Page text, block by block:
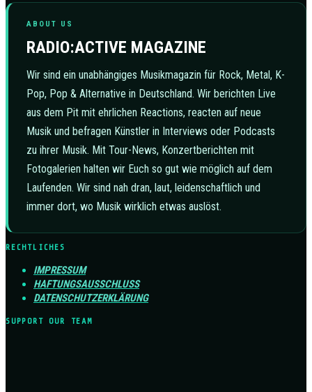
ABOUT US
RADIO:ACTIVE MAGAZINE
Wir sind ein unabhängiges Musikmagazin für Rock, Metal, K-
Pop, Pop & Alternative in Deutschland. Wir berichten Live
aus dem Pit mit ehrlichen Reactions, reacten auf neue
Musik und befragen Künstler in Interviews oder Podcasts
zu ihrer Musik. Mit Tour-News, Konzertberichten mit
Fotogalerien halten wir Euch so gut wie möglich auf dem
Laufenden. Wir sind nah dran, laut, leidenschaftlich und
immer dort, wo Musik wirklich etwas auslöst.
RECHTLICHES
IMPRESSUM
HAFTUNGSAUSSCHLUSS
DATENSCHUTZERKLÄRUNG
SUPPORT OUR TEAM